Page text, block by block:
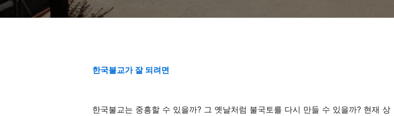
한국불교가 잘 되려면
한국불교는 중흥할 수 있을까? 그 옛날처럼 불국토를 다시 만들 수 있을까? 현재 상